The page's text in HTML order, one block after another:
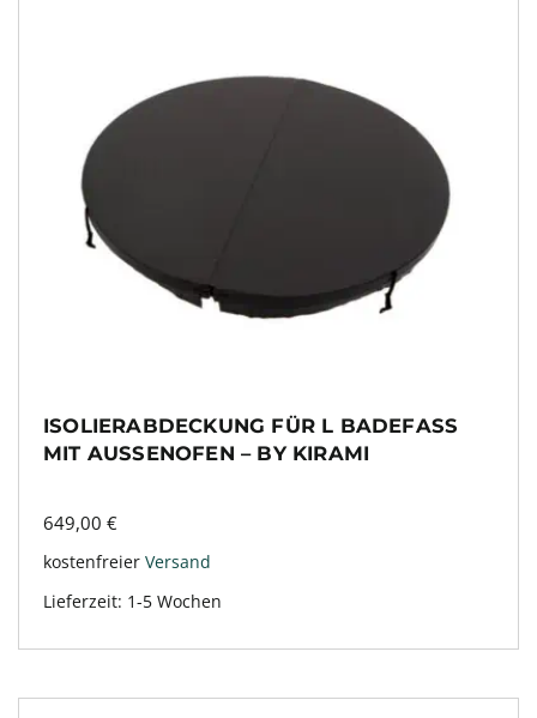
ISOLIERABDECKUNG FÜR L BADEFASS
MIT AUSSENOFEN – BY KIRAMI
649,00 €
kostenfreier Versand
Lieferzeit: 1-5 Wochen